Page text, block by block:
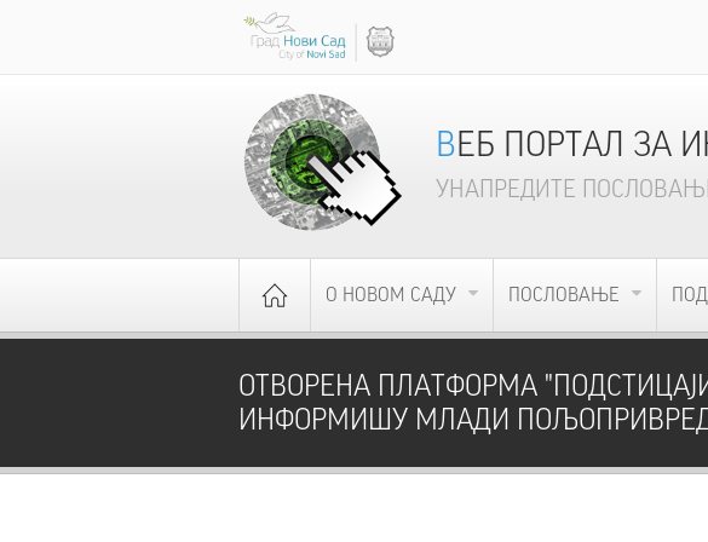
ВЕБ ПОРТАЛ ЗА
УНАПРЕДИТЕ
О НОВОМ САДУ ПОСЛОВАЊЕ
ОТВОРЕНА ПЛАТФОРМА
ИНФОРМИШУ МЛАДИ